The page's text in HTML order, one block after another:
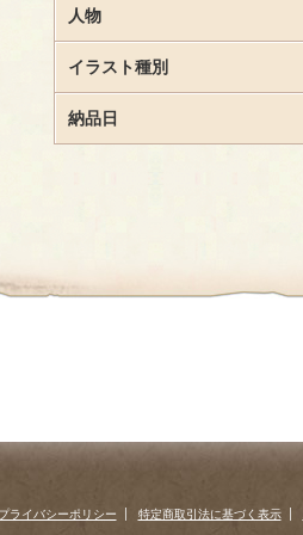
人物
イラスト種別
納品日
ライバシーポリシー 特定商取引法に基づく表示